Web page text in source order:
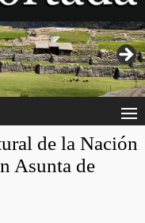
de la Nación
Asunta de